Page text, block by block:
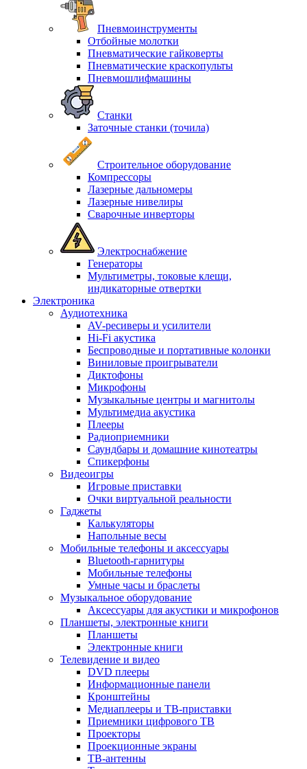
Пневмоинструменты
Отбойные молотки
Пневматические гайковерты
Пневматические краскопульты
Пневмошлифмашины
Станки
Заточные станки (точила)
Строительное оборудование
Компрессоры
Лазерные дальномеры
Лазерные нивелиры
Сварочные инверторы
Электроснабжение
Генераторы
Мультиметры, токовые клещи,
индикаторные отвертки
Электроника
Аудиотехника
AV-ресиверы и усилители
Hi-Fi акустика
Беспроводные и портативные колонки
Виниловые проигрыватели
Диктофоны
Микрофоны
Музыкальные центры и магнитолы
Мультимедиа акустика
Плееры
Радиоприемники
Саундбары и домашние кинотеатры
Спикерфоны
Видеоигры
Игровые приставки
Очки виртуальной реальности
Гаджеты
Калькуляторы
Напольные весы
Мобильные телефоны и аксессуары
Bluetooth-гарнитуры
Мобильные телефоны
Умные часы и браслеты
Музыкальное оборудование
Аксессуары для акустики и микрофонов
Планшеты, электронные книги
Планшеты
Электронные книги
Телевидение и видео
DVD плееры
Информационные панели
Кронштейны
Медиаплееры и ТВ-приставки
Приемники цифрового ТВ
Проекторы
Проекционные экраны
ТВ-антенны